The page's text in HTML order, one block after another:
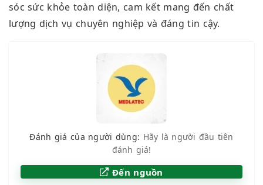
sóc sức khỏe toàn diện, cam kết mang đến chất
lượng dịch vụ chuyên nghiệp và đáng tin cậy.
Đánh giá của người dùng: Hãy là người đầu tiên
đánh giá!
Đến nguồn